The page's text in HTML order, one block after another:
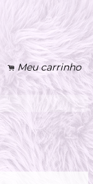
. Meu carrinho
s